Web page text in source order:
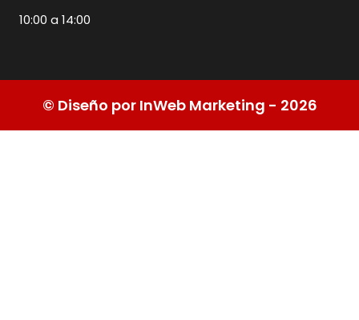
10:00 a 14:00
© Diseño por InWeb Marketing - 2026